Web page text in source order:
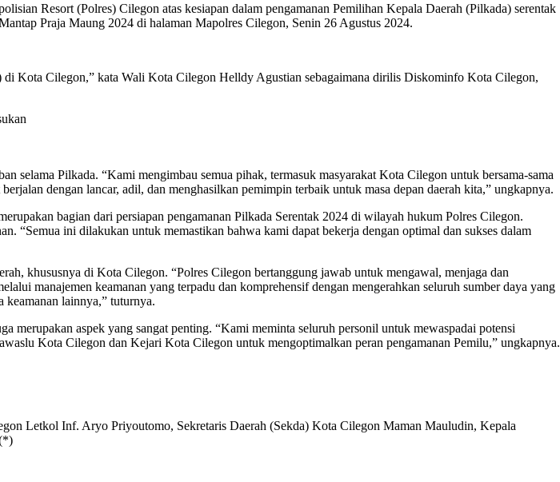
Resort (Polres) Cilegon atas kesiapan dalam pengamanan Pemilihan Kepala Daerah (Pilkada) serentak
Praja Maung 2024 di halaman Mapolres Cilegon, Senin 26 Agustus 2024.
Kota Cilegon,” kata Wali Kota Cilegon Helldy Agustian sebagaimana dirilis Diskominfo Kota Cilegon,
selama Pilkada. “Kami mengimbau semua pihak, termasuk masyarakat Kota Cilegon untuk bersama-sama
dengan lancar, adil, dan menghasilkan pemimpin terbaik untuk masa depan daerah kita,” ungkapnya.
bagian dari persiapan pengamanan Pilkada Serentak 2024 di wilayah hukum Polres Cilegon.
“Semua ini dilakukan untuk memastikan bahwa kami dapat bekerja dengan optimal dan sukses dalam
khususnya di Kota Cilegon. “Polres Cilegon bertanggung jawab untuk mengawal, menjaga dan
manajemen keamanan yang terpadu dan komprehensif dengan mengerahkan seluruh sumber daya yang
keamanan lainnya,” tuturnya.
merupakan aspek yang sangat penting. “Kami meminta seluruh personil untuk mewaspadai potensi
Kota Cilegon dan Kejari Kota Cilegon untuk mengoptimalkan peran pengamanan Pemilu,” ungkapnya.
Letkol Inf. Aryo Priyoutomo, Sekretaris Daerah (Sekda) Kota Cilegon Maman Mauludin, Kepala